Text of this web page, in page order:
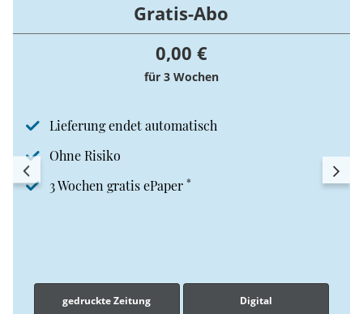
Gratis-Abo
0,00 €
für 3 Wochen
Lieferung endet automatisch
Ohne Risiko
3 Wochen gratis ePaper *
gedruckte Zeitung Digital